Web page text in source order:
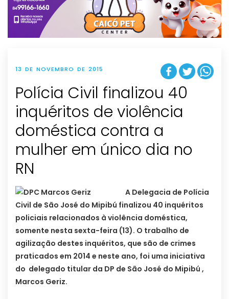
t
i
o
n
13 DE NOVEMBRO DE 2015
Polícia Civil finalizou 40
inquéritos de violência
doméstica contra a
mulher em único dia‏ no
RN
A Delegacia de Polícia
Civil de São José do Mipibú finalizou 40 inquéritos
policiais relacionados à violência doméstica,
somente nesta sexta-feira (13). O trabalho de
agilização destes inquéritos, que são de crimes
praticados em 2014 e neste ano, foi uma iniciativa
do delegado titular da DP de São José do Mipibú ,
Marcos Geriz.